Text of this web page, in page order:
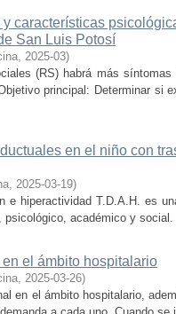
características
San Luis Potosí
, 2025-03)
(RS) habrá más
principal: Determinar si
en el niño con
, 2025-03-19)
e hiperactividad T.D.A.H. es
académico y
el ámbito hospitalario
, 2025-03-26)
en el ámbito hospitalario,